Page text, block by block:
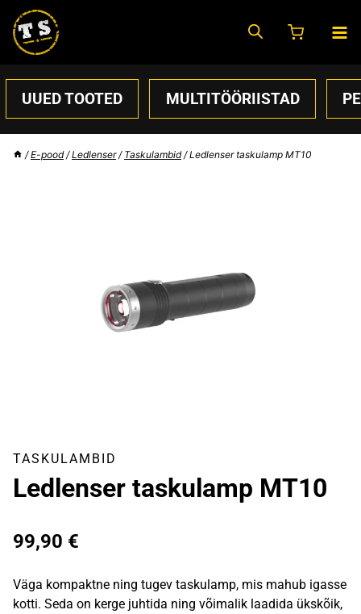
content
UUED TOOTED MULTITÖÖRIISTAD
/ E-pood / Ledlenser / Taskulambid / Ledlenser taskulamp MT10
TASKULAMBID
Ledlenser taskulamp MT10
99,90 €
Väga kompaktne ning tugev taskulamp, mis mahub igasse
kotti. Seda on kerge juhtida ning võimalik laadida ükskõik,